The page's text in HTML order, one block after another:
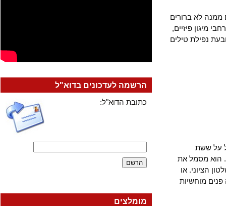
לא ברורים
פיזיים,
נפילת טילים
ששת
ממש לא רק. הוא מסמל את
או
מוחשיות
הרשמה לעדכונים בדוא"ל
כתובת הדוא"ל:
מומלצים